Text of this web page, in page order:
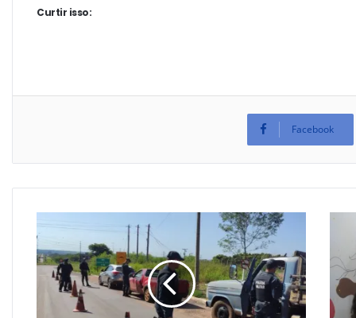
Curtir isso:
Facebook